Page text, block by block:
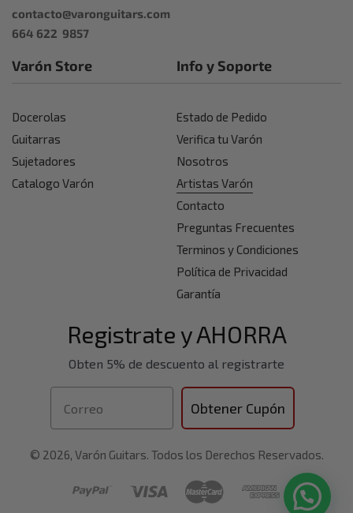
contacto@varonguitars.com
664 622 9857
Varón Store
Docerolas
Guitarras
Sujetadores
Catalogo Varón
Info y Soporte
Estado de Pedido
Verifica tu Varón
Nosotros
Artistas Varón
Contacto
Preguntas Frecuentes
Terminos y Condiciones
Política de Privacidad
Garantía
Registrate y AHORRA
Obten 5% de descuento al registrarte
Obtener Cupón
© 2026, Varón Guitars. Todos los Derechos Reservados.